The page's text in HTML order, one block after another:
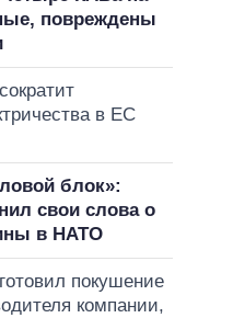
повреждены
в ЕС
блок»:
свои слова о
в НАТО
покушение
компании,